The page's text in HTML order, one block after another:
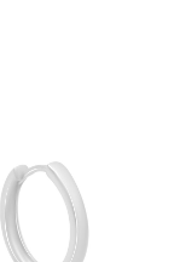
из-за